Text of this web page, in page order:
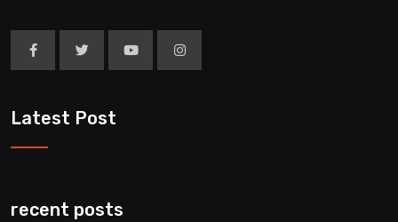
Latest Post
recent posts